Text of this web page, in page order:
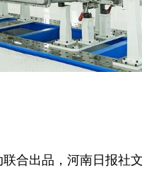
合出品，河南日报社